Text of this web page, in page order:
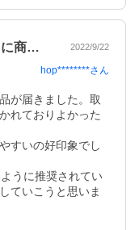
迅速に対応してもらえたのですぐに商品が… 2022/9/22
hop********さん
が届きました。取
れておりよかった
すいの好印象でし
うに推奨されてい
ていこうと思いま